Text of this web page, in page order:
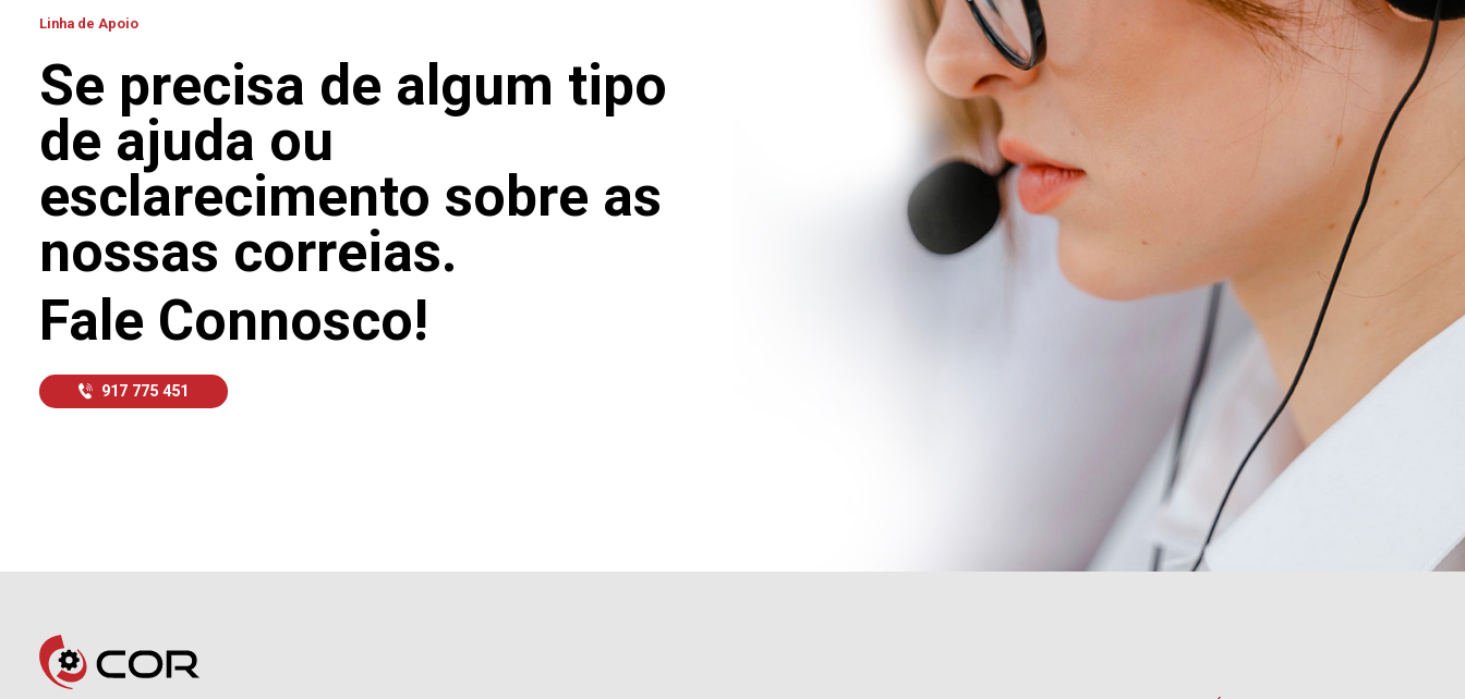
Linha de Apoio
Se precisa de algum tipo
de ajuda ou
esclarecimento sobre as
nossas correias.
Fale Connosco!
917 775 451